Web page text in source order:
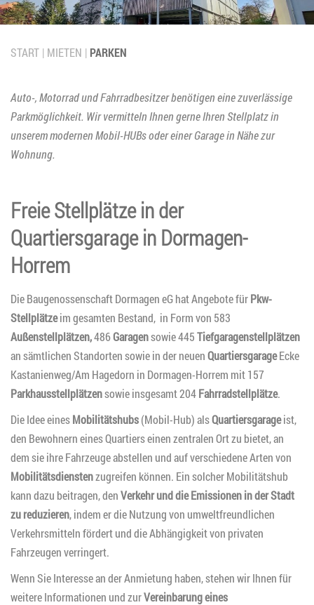
START MIETEN PARKEN
Auto-, Motorrad und Fahrradbesitzer benötigen eine zuverlässige
Parkmöglichkeit. Wir vermitteln Ihnen gerne Ihren Stellplatz in
unserem modernen Mobil-HUBs oder einer Garage in Nähe zur
Wohnung.
Freie Stellplätze in der
Quartiersgarage in Dormagen-
Horrem
Die Baugenossenschaft Dormagen eG hat Angebote fürPkw-
Stellplätzeim gesamten Bestand, in Form von 583
Außenstellplätzen,486Garagensowie 445Tiefgaragenstellplätzen
an sämtlichen Standorten sowie in der neuenQuartiersgarageEcke
Kastanienweg/Am Hagedorn in Dormagen-Horrem mit 157
Parkhausstellplätzensowie insgesamt 204Fahrradstellplätze.
Die Idee einesMobilitätshubs(Mobil-Hub) alsQuartiersgarageist,
den Bewohnern eines Quartiers einen zentralen Ort zu bietet, an
dem sie ihre Fahrzeuge abstellen und auf verschiedene Arten von
Mobilitätsdienstenzugreifen können. Ein solcher Mobilitätshub
kann dazu beitragen, denVerkehr und die Emissionen in der Stadt
zu reduzieren, indem er die Nutzung von umweltfreundlichen
Verkehrsmitteln fördert und die Abhängigkeit von privaten
Fahrzeugen verringert.
Wenn Sie Interesse an der Anmietung haben, stehen wir Ihnen für
weitere Informationen und zurVereinbarung eines